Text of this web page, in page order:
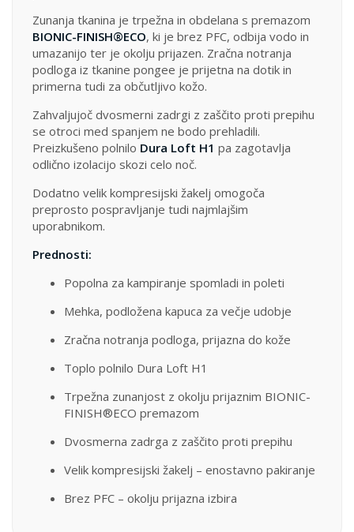
Zunanja tkanina je trpežna in obdelana s premazom
BIONIC-FINISH®ECO, ki je brez PFC, odbija vodo in
umazanijo ter je okolju prijazen. Zračna notranja
podloga iz tkanine pongee je prijetna na dotik in
primerna tudi za občutljivo kožo.
Zahvaljujoč dvosmerni zadrgi z zaščito proti prepihu
se otroci med spanjem ne bodo prehladili.
Preizkušeno polnilo Dura Loft H1 pa zagotavlja
odlično izolacijo skozi celo noč.
Dodatno velik kompresijski žakelj omogoča
preprosto pospravljanje tudi najmlajšim
uporabnikom.
Prednosti:
Popolna za kampiranje spomladi in poleti
Mehka, podložena kapuca za večje udobje
Zračna notranja podloga, prijazna do kože
Toplo polnilo Dura Loft H1
Trpežna zunanjost z okolju prijaznim BIONIC-
FINISH®ECO premazom
Dvosmerna zadrga z zaščito proti prepihu
Velik kompresijski žakelj – enostavno pakiranje
Brez PFC – okolju prijazna izbira